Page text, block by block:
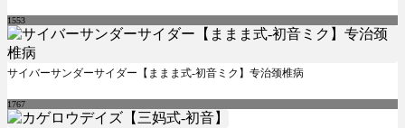
1553
サイバーサンダーサイダー【ままま式-初音ミク】专治颈椎病
1767